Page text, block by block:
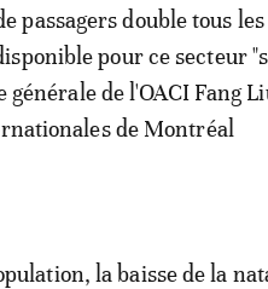
passagers double tous les
pour ce secteur
de l'OACI Fang
de Montréal
la baisse de la